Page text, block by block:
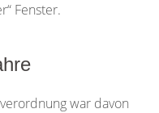
Fenster.
war davon